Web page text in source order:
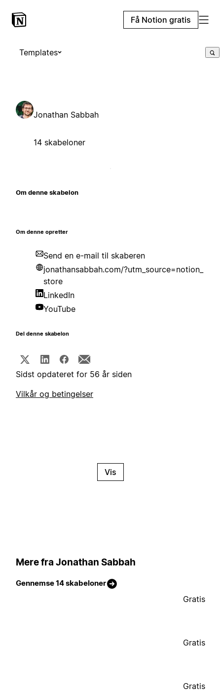
Få Notion gratis
Templates
Jonathan Sabbah
14 skabeloner
Om denne skabelon
Om denne opretter
Send en e-mail til skaberen
jonathansabbah.com/?utm_source=notion_
store
LinkedIn
YouTube
Del denne skabelon
Sidst opdateret for 56 år siden
Vilkår og betingelser
Vis
Mere fra Jonathan Sabbah
Gennemse 14 skabeloner
Gratis
Gratis
Gratis